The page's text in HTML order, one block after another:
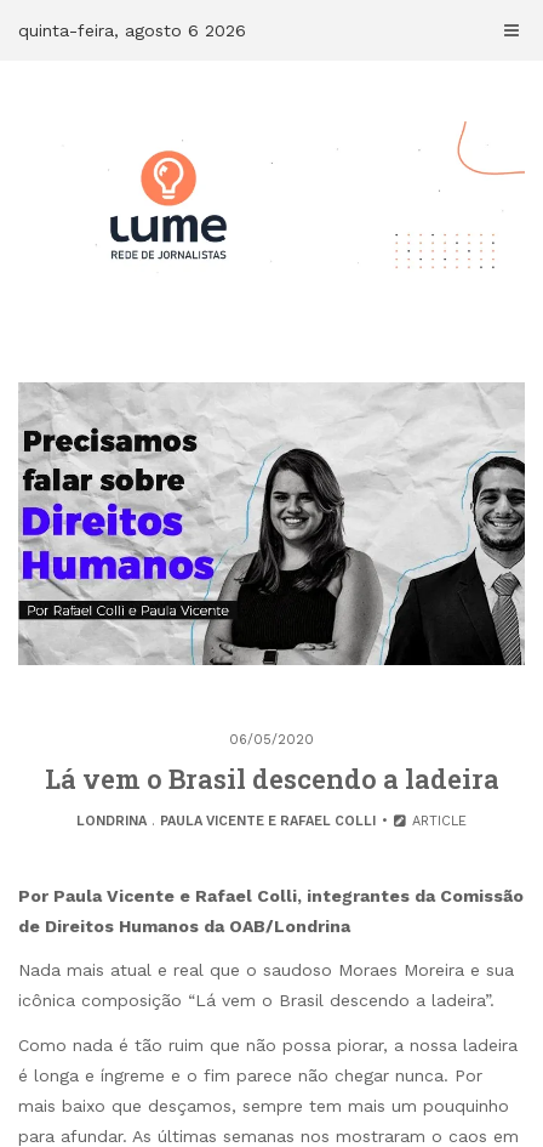
quinta-feira, agosto 6 2026
06/05/2020
Lá vem o Brasil descendo a ladeira
LONDRINA. PAULA VICENTE E RAFAEL COLLI ARTICLE
Por Paula Vicente e Rafael Colli, integrantes da Comissão
de Direitos Humanos da OAB/Londrina
Nada mais atual e real que o saudoso Moraes Moreira e sua
icônica composição “Lá vem o Brasil descendo a ladeira”.
Como nada é tão ruim que não possa piorar, a nossa ladeira
é longa e íngreme e o fim parece não chegar nunca. Por
mais baixo que desçamos, sempre tem mais um pouquinho
para afundar. As últimas semanas nos mostraram o caos em